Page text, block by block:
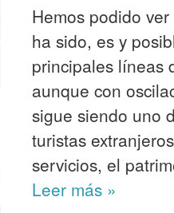
Hemos podido
ha sido, es y
principales líneas
aunque con
sigue siendo uno
turistas
servicios, el
Leer más »